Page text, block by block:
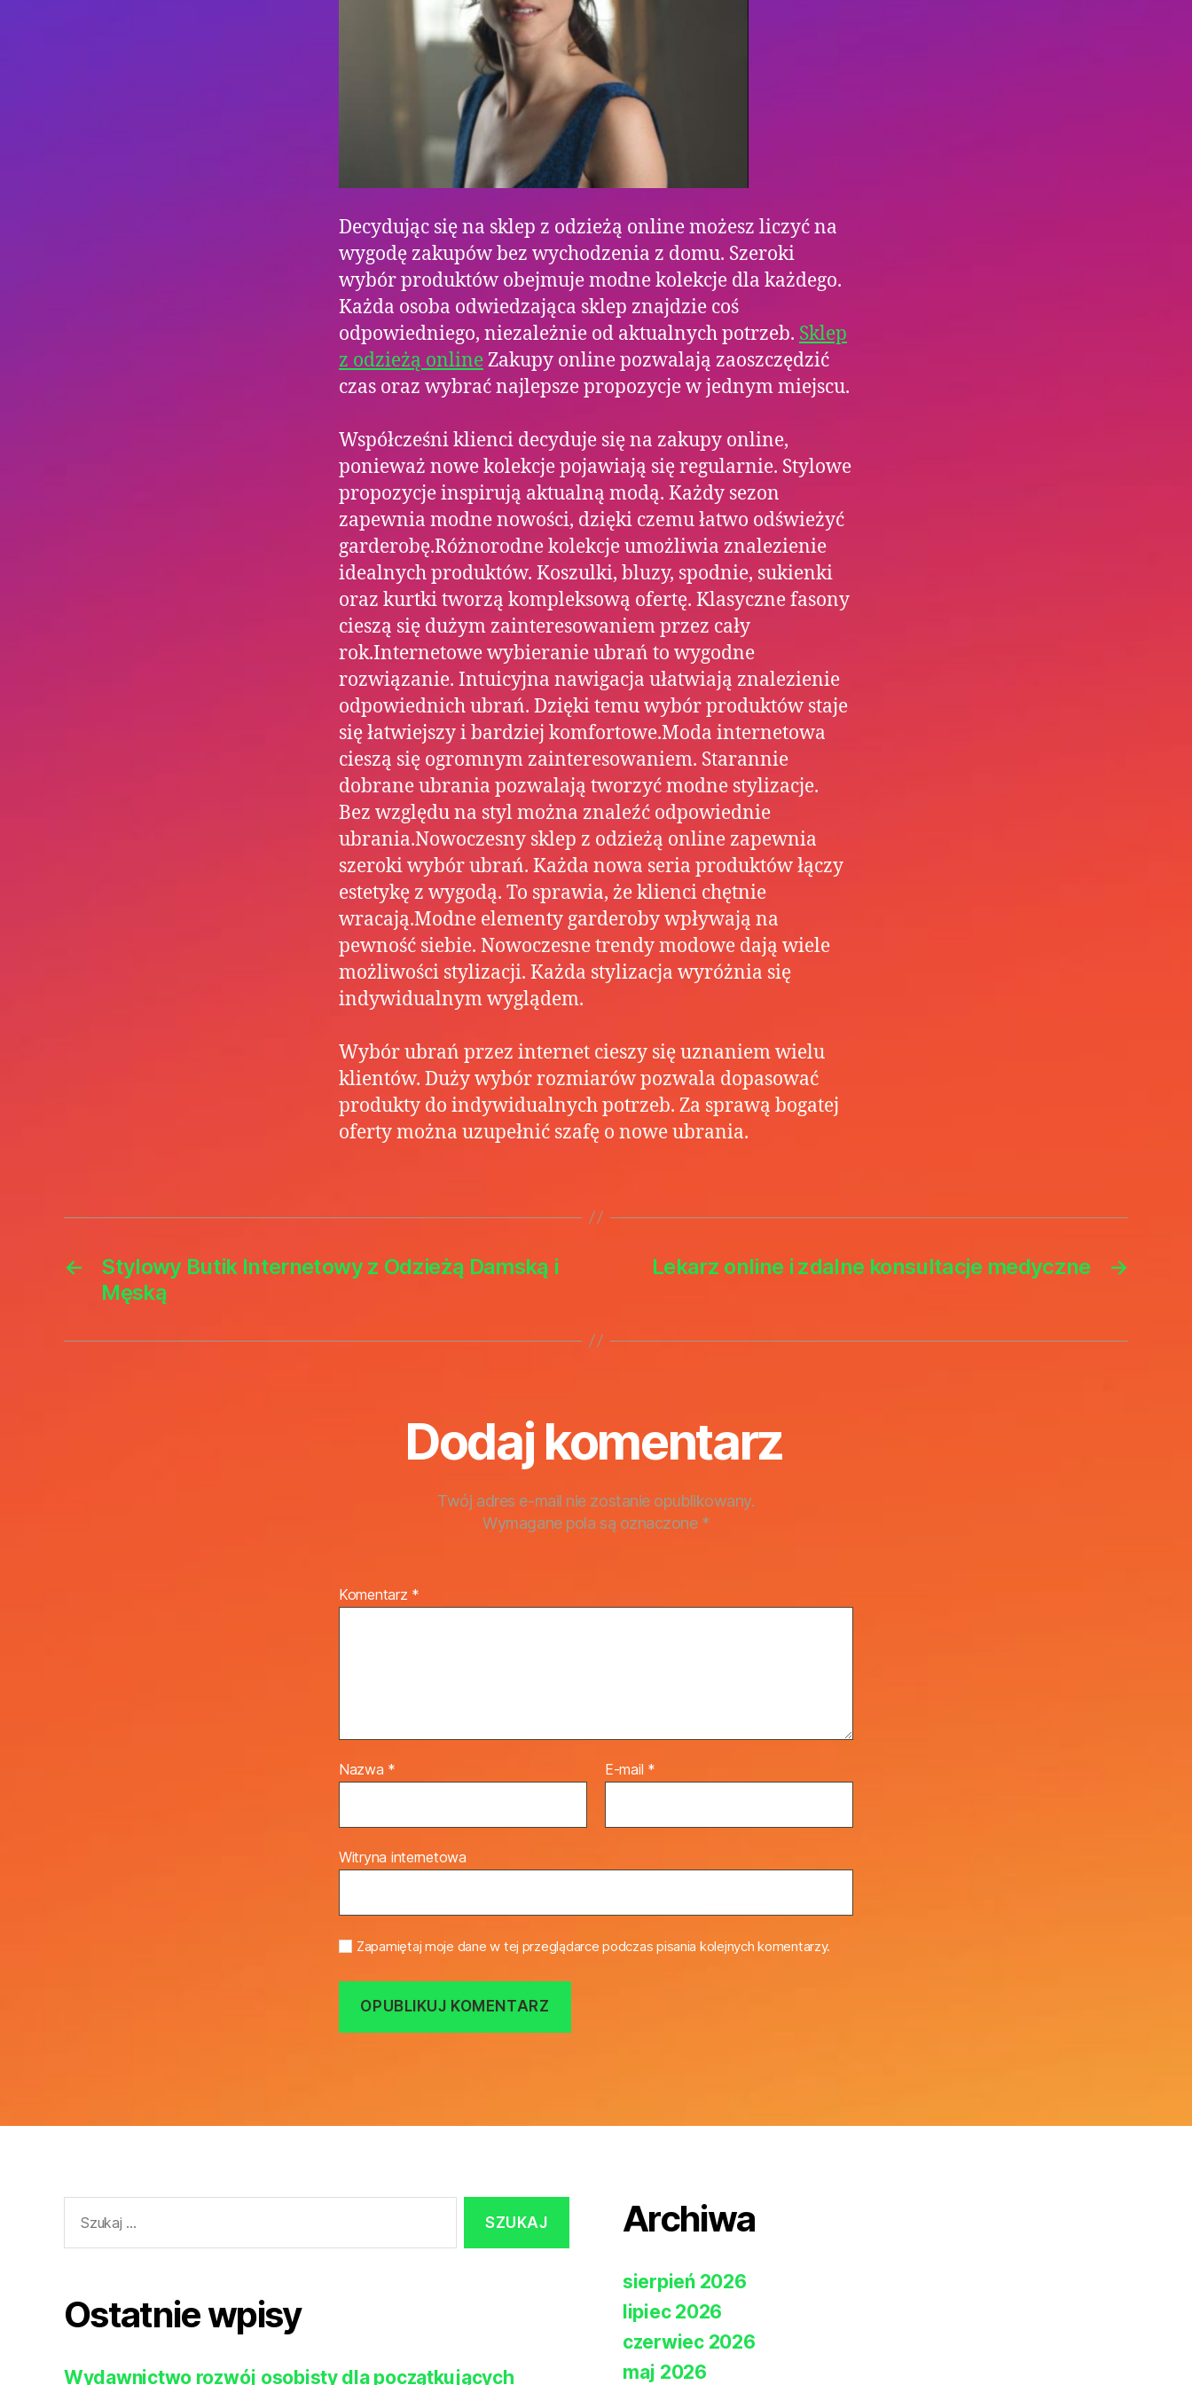
Decydując się na sklep z odzieżą online możesz liczyć na
wygodę zakupów bez wychodzenia z domu. Szeroki
wybór produktów obejmuje modne kolekcje dla każdego.
Każda osoba odwiedzająca sklep znajdzie coś
odpowiedniego, niezależnie od aktualnych potrzeb. Sklep
z odzieżą onlineZakupy online pozwalają zaoszczędzić
czas oraz wybrać najlepsze propozycje w jednym miejscu.
Współcześni klienci decyduje się na zakupy online,
ponieważ nowe kolekcje pojawiają się regularnie. Stylowe
propozycje inspirują aktualną modą. Każdy sezon
zapewnia modne nowości, dzięki czemu łatwo odświeżyć
garderobę.Różnorodne kolekcje umożliwia znalezienie
idealnych produktów. Koszulki, bluzy, spodnie, sukienki
oraz kurtki tworzą kompleksową ofertę. Klasyczne fasony
cieszą się dużym zainteresowaniem przez cały
rok.Internetowe wybieranie ubrań to wygodne
rozwiązanie. Intuicyjna nawigacja ułatwiają znalezienie
odpowiednich ubrań. Dzięki temu wybór produktów staje
się łatwiejszy i bardziej komfortowe.Moda internetowa
cieszą się ogromnym zainteresowaniem. Starannie
dobrane ubrania pozwalają tworzyć modne stylizacje.
Bez względu na styl można znaleźć odpowiednie
ubrania.Nowoczesny sklep z odzieżą online zapewnia
szeroki wybór ubrań. Każda nowa seria produktów łączy
estetykę z wygodą. To sprawia, że klienci chętnie
wracają.Modne elementy garderoby wpływają na
pewność siebie. Nowoczesne trendy modowe dają wiele
możliwości stylizacji. Każda stylizacja wyróżnia się
indywidualnym wyglądem.
Wybór ubrań przez internet cieszy się uznaniem wielu
klientów. Duży wybór rozmiarów pozwala dopasować
produkty do indywidualnych potrzeb. Za sprawą bogatej
oferty można uzupełnić szafę o nowe ubrania.
←
Stylowy Butik Internetowy z Odzieżą Damską i
Męską
→
Lekarz online i zdalne konsultacje medyczne
Dodaj komentarz
Twój adres e-mail nie zostanie opublikowany.
Wymagane pola są oznaczone *
Komentarz *
Nazwa * E-mail *
Witryna internetowa
Zapamiętaj moje dane w tej przeglądarce podczas pisania kolejnych komentarzy.
Ostatnie wpisy
Wydawnictwo rozwój osobisty dla początkujących
Archiwa
sierpień 2026
lipiec 2026
czerwiec 2026
maj 2026